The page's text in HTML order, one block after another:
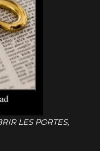
LES PORTES,